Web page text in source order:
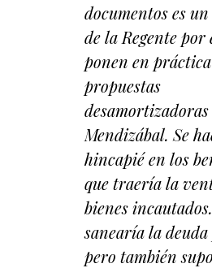
documentos es
de la Regente por
ponen en
propuestas
desamortizadoras
Mendizábal. Se
hincapié en los
que traería la
bienes
sanearía la
pero también